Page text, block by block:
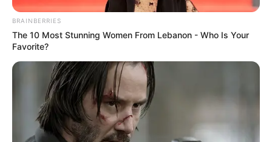
BRAINBERRIES
The 10 Most Stunning Women From Lebanon - Who Is Your
Favorite?